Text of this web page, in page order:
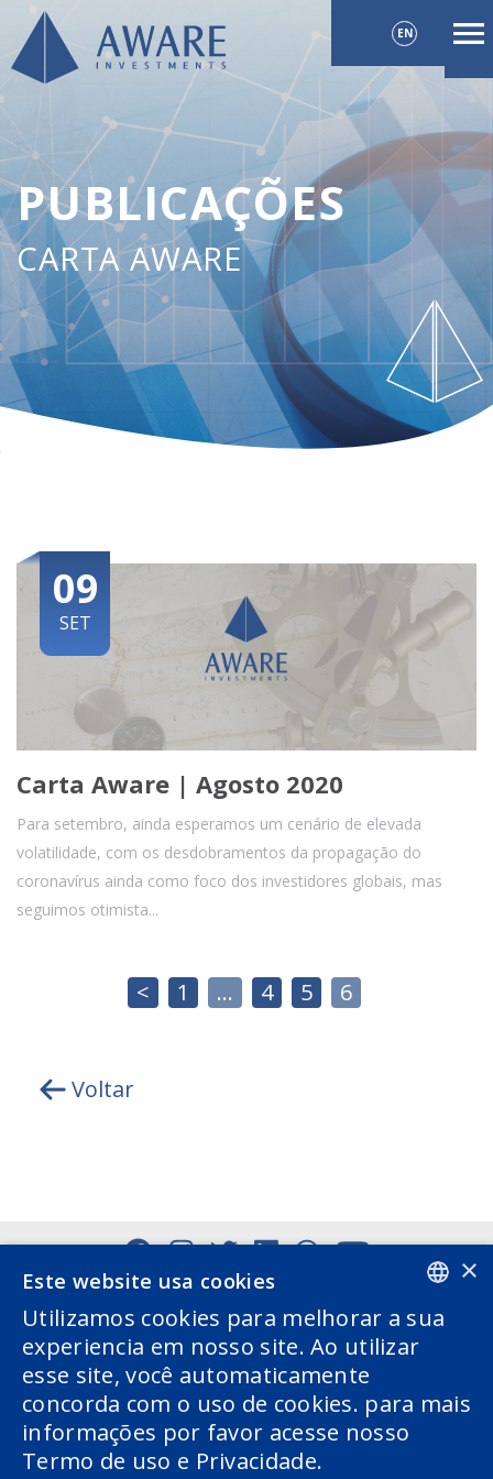
EN
PUBLICAÇÕES
CARTA AWARE
09
SET
Carta Aware | Agosto 2020
Para setembro, ainda esperamos um cenário de elevada
volatilidade, com os desdobramentos da propagação do
coronavírus ainda como foco dos investidores globais, mas
seguimos otimista...
< 1 … 4 5 6
Voltar
PORTUGUESE
ENGLISH
×
Este website usa cookies
Utilizamos cookies para melhorar a sua
experiencia em nosso site. Ao utilizar
esse site, você automaticamente
concorda com o uso de cookies. para mais
informações por favor acesse nosso
Termo de uso e Privacidade.